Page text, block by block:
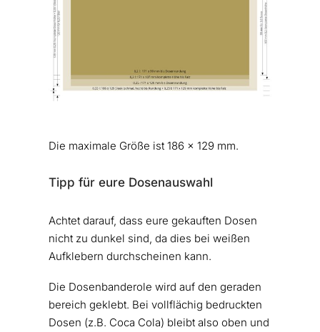
Die maximale Größe ist 186 x 129 mm.
Tipp für eure Dosenauswahl
Achtet darauf, dass eure gekauften Dosen
nicht zu dunkel sind, da dies bei weißen
Aufklebern durchscheinen kann.
Die Dosenbanderole wird auf den geraden
bereich geklebt. Bei vollflächig bedruckten
Dosen (z.B. Coca Cola) bleibt also oben und